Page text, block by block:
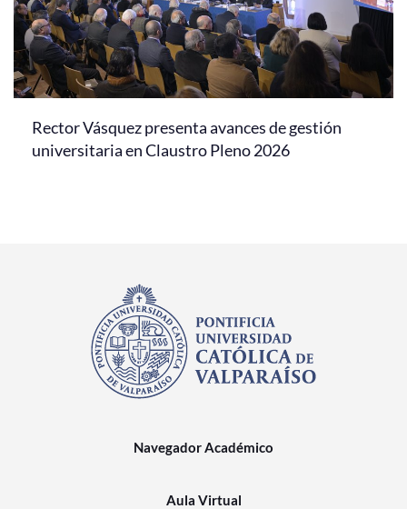
Rector Vásquez presenta avances de gestión
universitaria en Claustro Pleno 2026
Navegador Académico
Aula Virtual